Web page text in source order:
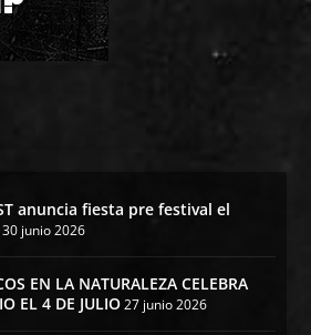
anuncia fiesta pre festival el
30 junio 2026
EN LA NATURALEZA CELEBRA
EL 4 DE JULIO 27 junio 2026